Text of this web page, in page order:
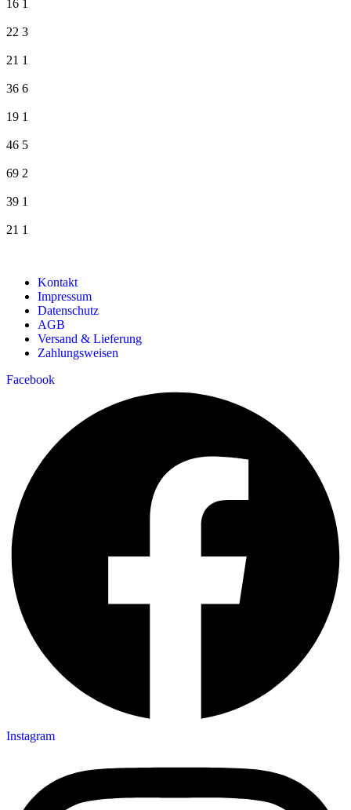
16 1
22 3
21 1
36 6
19 1
46 5
69 2
39 1
21 1
Kontakt
Impressum
Datenschutz
AGB
Versand & Lieferung
Zahlungsweisen
Facebook
Instagram